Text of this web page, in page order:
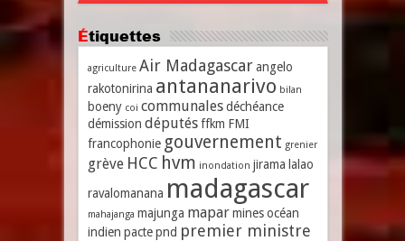
Étiquettes
agriculture Air Madagascar angelo
rakotonirina antananarivo bilan
boeny coi communales déchéance
démission députés ffkm FMI
francophonie gouvernement grenier
grève HCC hvm inondation jirama lalao
ravalomanana madagascar
mahajanga majunga mapar mines océan
indien pacte pnd premier ministre